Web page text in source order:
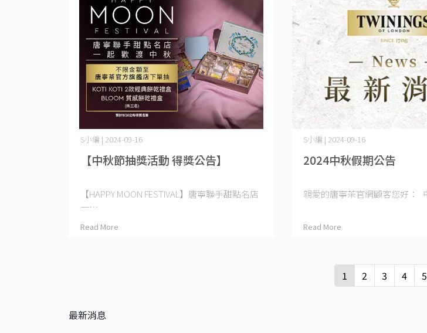
【中秋節抽獎活動 得獎公告】
S小編 | 2024-09-16
【HAPPY MOON FESTIVAL】唐寧聯手甜點名店
一⋯
Read More
2024中秋假期公告
S小編 | 2024-09-16
親愛的唐寧茶官網顧客您好：
Read More
1 2 3 4 5
最新消息